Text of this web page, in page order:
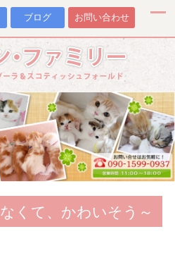
ブログ お問い合わせ
くて、かわいそう～